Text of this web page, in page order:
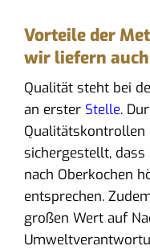
Vorteile der
wir liefern
Qualität steht bei
an erster Stelle.
sichergestellt,
nach Oberkochen
entsprechen.
großen Wert auf